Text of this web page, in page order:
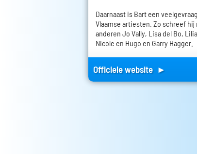
Daarnaast is Bart een
Vlaamse artiesten. Zo schreef
anderen Jo Vally, Lisa del Bo,
Nicole en Hugo en Garry Hagger.
Officiele website ►